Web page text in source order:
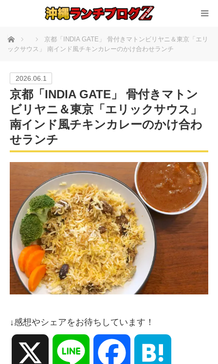
ホーム
京都「INDIA GATE」 骨付きマトンビリヤニ＆東京「エリ
ックサウス」 南インド風チキンカレーのかけ合わせランチ
2026.06.1
京都「INDIA GATE」 骨付きマトン
ビリヤニ＆東京「エリックサウス」
南インド風チキンカレーのかけ合わ
せランチ
↓感想やシェアをお待ちしています！
Line Facebook